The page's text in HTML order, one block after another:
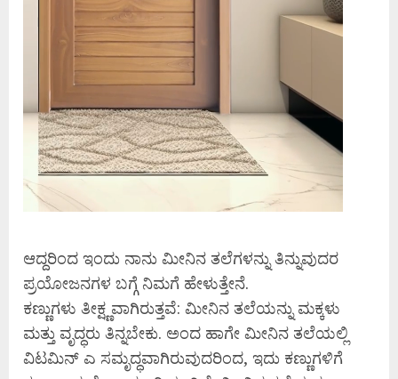
ಆದ್ದರಿಂದ ಇಂದು ನಾನು ಮೀನಿನ ತಲೆಗಳನ್ನು ತಿನ್ನುವುದರ
ಪ್ರಯೋಜನಗಳ ಬಗ್ಗೆ ನಿಮಗೆ ಹೇಳುತ್ತೇನೆ.
ಕಣ್ಣುಗಳು ತೀಕ್ಷ್ಣವಾಗಿರುತ್ತವೆ: ಮೀನಿನ ತಲೆಯನ್ನು ಮಕ್ಕಳು
ಮತ್ತು ವೃದ್ಧರು ತಿನ್ನಬೇಕು. ಅಂದ ಹಾಗೇ ಮೀನಿನ ತಲೆಯಲ್ಲಿ
ವಿಟಮಿನ್ ಎ ಸಮೃದ್ಧವಾಗಿರುವುದರಿಂದ, ಇದು ಕಣ್ಣುಗಳಿಗೆ